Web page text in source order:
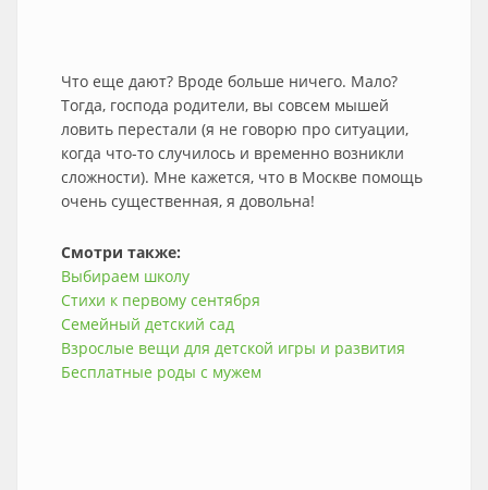
Что еще дают? Вроде больше ничего. Мало?
Тогда, господа родители, вы совсем мышей
ловить перестали (я не говорю про ситуации,
когда что-то случилось и временно возникли
сложности). Мне кажется, что в Москве помощь
очень существенная, я довольна!
Смотри также:
Выбираем школу
Стихи к первому сентября
Семейный детский сад
Взрослые вещи для детской игры и развития
Бесплатные роды с мужем